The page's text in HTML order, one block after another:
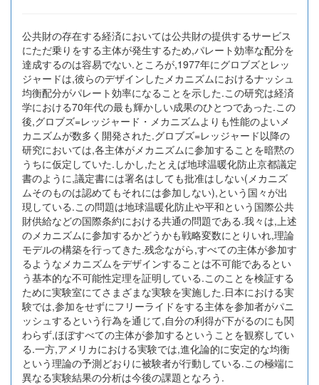
公共財の存在する経済においては公共財の提供するサービス
にただ乗りをする主体が発生するため,パレート効率な配分を
達成するのは容易でない.ところが,1977年にグロブズとレッ
ジャードは,彼らのデザインしたメカニズムにおけるナッシュ
均衡配分がパレート効率になることを示した.この研究は経済
学における70年代の最も輝かしい成果のひとつであった.この
後,グロブズ=レッジャード・メカニズムよりも性能のよいメ
カニズムが数多く開発された.グロブズ=レッジャード以降の
研究においては,各主体がメカニズムに参加することを暗黙の
うちに仮定していた.しかし,たとえば地球温暖化防止京都議定
書のように,議定書には署名はしても批准はしない(メカニズ
ムそのものは認めてもそれには参加しない),という国々が出
現している.この問題は地球温暖化防止や平和という国際公共
財供給などの国際条約における共通の問題である.我々は,上述
のメカニズムに参加するかどうかも戦略変数にとりいれ,理論
モデルの構築を行ってきた.残念ながら,すべての主体が参加す
るようなメカニズムをデザインすることは不可能であるとい
う基本的な不可能性定理を証明している.このことを検証する
ために実験室にてさまざまな実験を実施した.日本における実
験では,参加をせずにフリーライドをする主体を参加者がパニ
ッシュするという行為を通じて,自分の利得が下がるのにも関
わらず,ほぼすべての主体が参加するということを観察してい
る.一方,アメリカにおける実験では,進化論的に安定的な均衡
という理論の予測どおりに被験者が行動している.この極端に
異なる実験結果の分析は今後の課題となろう.